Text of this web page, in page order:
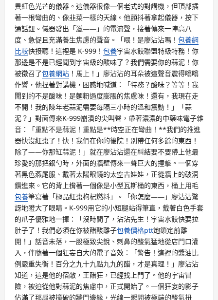
異紅色光芒的儀器。這儀器很像一個老式的對講機，但頂部插
著一根彎曲的、像韭菜一樣的天線。他顫抖著拿起儀器，按下
通話鈕。儀器發出「滋——」的電流聲，接著傳來一陣高八
度、急促且充滿養生焦慮的聲音。「喂！是廖沾沾嗎！ 包養網
比較快接聽！這裡是 K-999！ 包養宇宙水餃聯盟特級特務！你
那邊是不是已經聞到宇宙級的酸味了？我們需要你的蒜泥！你
被徵召了包養網站 ！馬上！」廖沾沾的耳朵被這聲音震得嗡嗡
作響，他捏著對講機，困惑地喊道：「特務？酸味？等等！我
聞到的不是酸味！是麵粉過度膨脹的焦慮味！還有，我現在走
不開！我的陳年老蒜泥需要每隔三小時的溫和震動！」「蒜
泥？」對面傳來K-999崩潰的尖叫聲，帶著濃濃的中藥味電子雜
音：「重點不是蒜泥！重點是**時空正在彎曲！**我們的推進
器快沒紅棗了！快！我們在你的後院！別帶任何多餘的東西！
除了——你那缸蒜泥！」就在廖沾沾還在糾結要不要帶上他最
珍愛的那把銀勺時，外面的牆壁傳來一聲巨大的撞擊。一個穿
著黑色燕尾服、戴著太陽眼鏡的太空吉娃娃，正從牆上的破洞
鑽進來。它的背上揹著一個像是小型瓦斯桶的東西，桶上用毛
包養筆寫著「極品紅棗枸杞燃料」。「你怎麼——」廖沾沾驚
訝地瞪大了眼睛。K-999用它的小短腿站得筆直，戴著白色手套
的爪子優雅地一揮：「沒時間了，沾沾先生！宇宙水餃快要拉
肚子了！我們必須在你被醋酸離子包養價格ptt炮鎖定前離
開！」話音未落，一股極致尖銳、刺鼻的酸氣猛地從店門口灌
入，伴隨著一個狂妄自大的電子音效：「警告！這裡的醬油比
例嚴重失衡！百分之九十九點九九的醋，才是真理！」廖沾沾
知道，這是他的宿敵，王醋狂，已經找上門了。他的宇宙冒
險，被迫從他對蒜泥的焦慮中，正式開始了。一個狂妄的影子
佔滿了那扇被撞破的牆門邊緣，光線一瞬間被極端的酸氣扭